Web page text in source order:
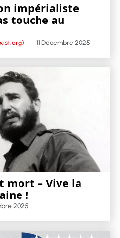
impérialiste
touche au
11 Décembre 2025
mort – Vive la
!
2025